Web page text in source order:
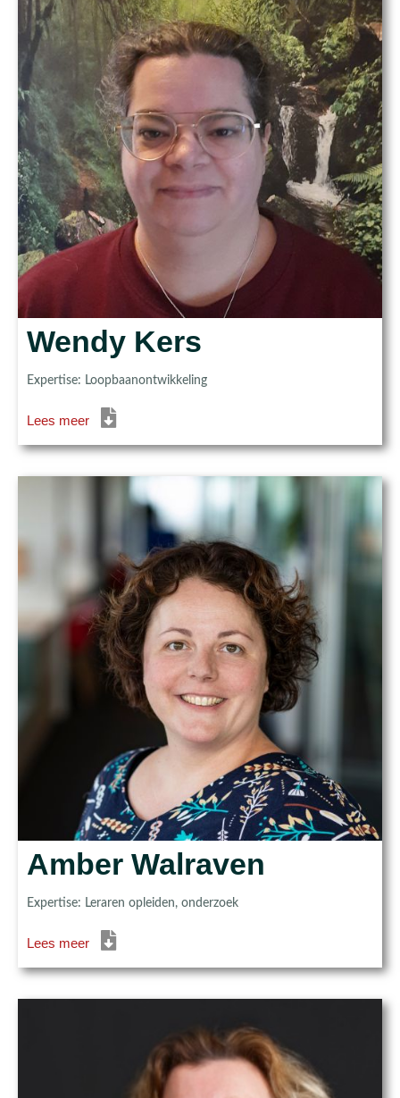
Wendy Kers
Expertise: Loopbaanontwikkeling
Lees meer
Amber Walraven
Expertise: Leraren opleiden, onderzoek
Lees meer